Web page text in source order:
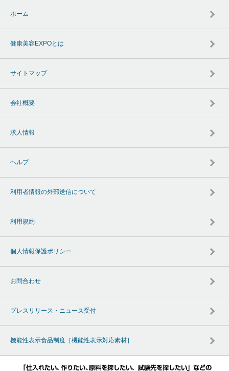
ホーム
健康美容EXPOとは
サイトマップ
会社概要
求人情報
ヘルプ
利用者情報の外部送信について
利用規約
個人情報保護ポリシー
お問合わせ
プレスリリース・ニュース受付
機能性表示食品制度［機能性表示対応素材］